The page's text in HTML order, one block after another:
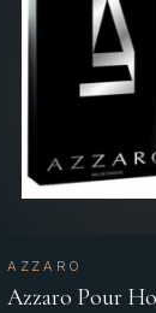
AZZARO
Azzaro Pour